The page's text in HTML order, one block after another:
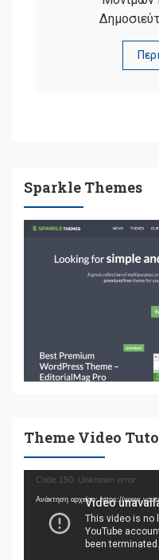
Sparkle Themes
Theme Video
Πρόγραμμα
Αναπαραγωγής
Βίντεο
Code 150: Unknown error.
Ανάκτηση αρχείου: https://